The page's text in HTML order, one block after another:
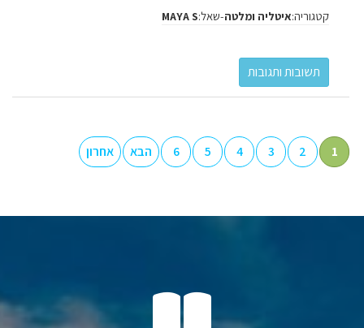
קטגוריה:איטליה ומלטה-שאל:MAYA S
1
2
3
4
5
6 הבא אחרון